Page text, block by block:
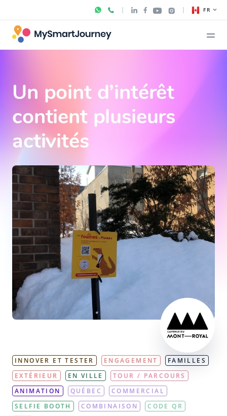
FR
Un point d’intérêt
contient plusieurs
activités
INNOVER ET TESTER ENGAGEMENT
FAMILLES
EXTÉRIEUR
EN VILLE
TOUR / PARCOURS
ANIMATION
QUÉBEC
COMMERCIAL
SELFIE BOOTH
COMBINAISON
CODE QR